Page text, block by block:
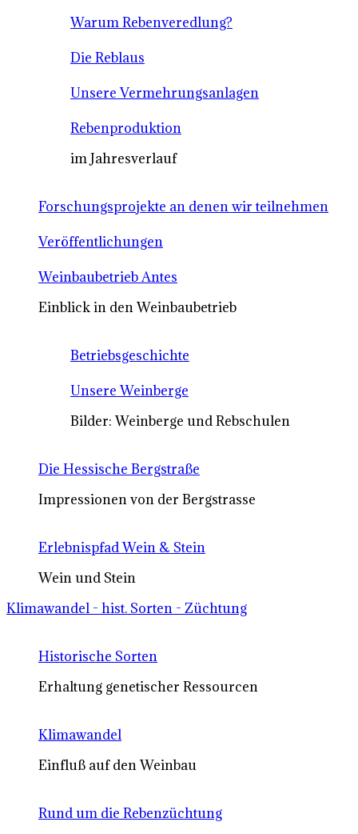
Warum Rebenveredlung?
Die Reblaus
Unsere Vermehrungsanlagen
Rebenproduktion
im Jahresverlauf
Forschungsprojekte an denen wir teilnehmen
Veröffentlichungen
Weinbaubetrieb Antes
Einblick in den Weinbaubetrieb
Betriebsgeschichte
Unsere Weinberge
Bilder: Weinberge und Rebschulen
Die Hessische Bergstraße
Impressionen von der Bergstrasse
Erlebnispfad Wein & Stein
Wein und Stein
Klimawandel - hist. Sorten - Züchtung
Historische Sorten
Erhaltung genetischer Ressourcen
Klimawandel
Einfluß auf den Weinbau
Rund um die Rebenzüchtung